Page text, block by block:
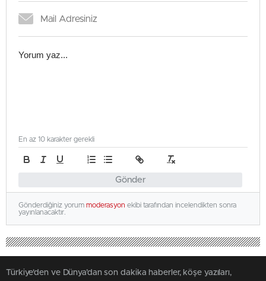
Gönder
En az 10 karakter gerekli
Gönderdiğiniz yorum moderasyon ekibi tarafından incelendikten sonra
yayınlanacaktır.
Türkiye'den ve Dünya’dan son dakika haberler, köşe yazıları,